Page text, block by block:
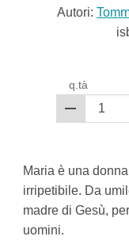
Autori:
q.tà
Maria è una
irripetibile. Da
madre di Gesù,
uomini.